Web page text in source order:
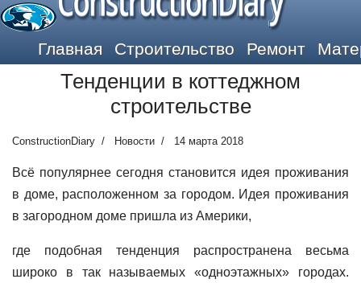
Главная Строительство Ремонт
Тенденции в коттеджном
строительстве
ConstructionDiary Новости 14 марта 2018
Всё популярнее сегодня становится идея проживания
в доме, расположенном за городом. Идея проживания
в загородном доме пришла из Америки,
где подобная тенденция распространена весьма
широко в так называемых «одноэтажных» городах.